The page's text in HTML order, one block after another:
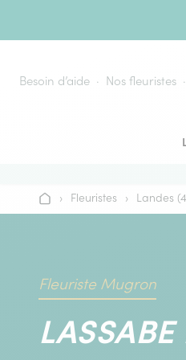
Besoin d’aide Nos fleuristes
Accueil
› Fleuristes › Landes
Fleuriste Mugron
LASSABE